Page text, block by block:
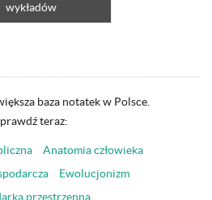
wykładów
baza notatek w Polsce.
teraz:
Anatomia człowieka
Ewolucjonizm
przestrzenna